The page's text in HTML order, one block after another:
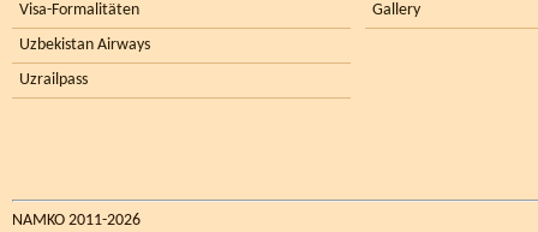
Visa-Formalitäten
Uzbekistan Airways
Uzrailpass
Gallery
NAMKO 2011-2026